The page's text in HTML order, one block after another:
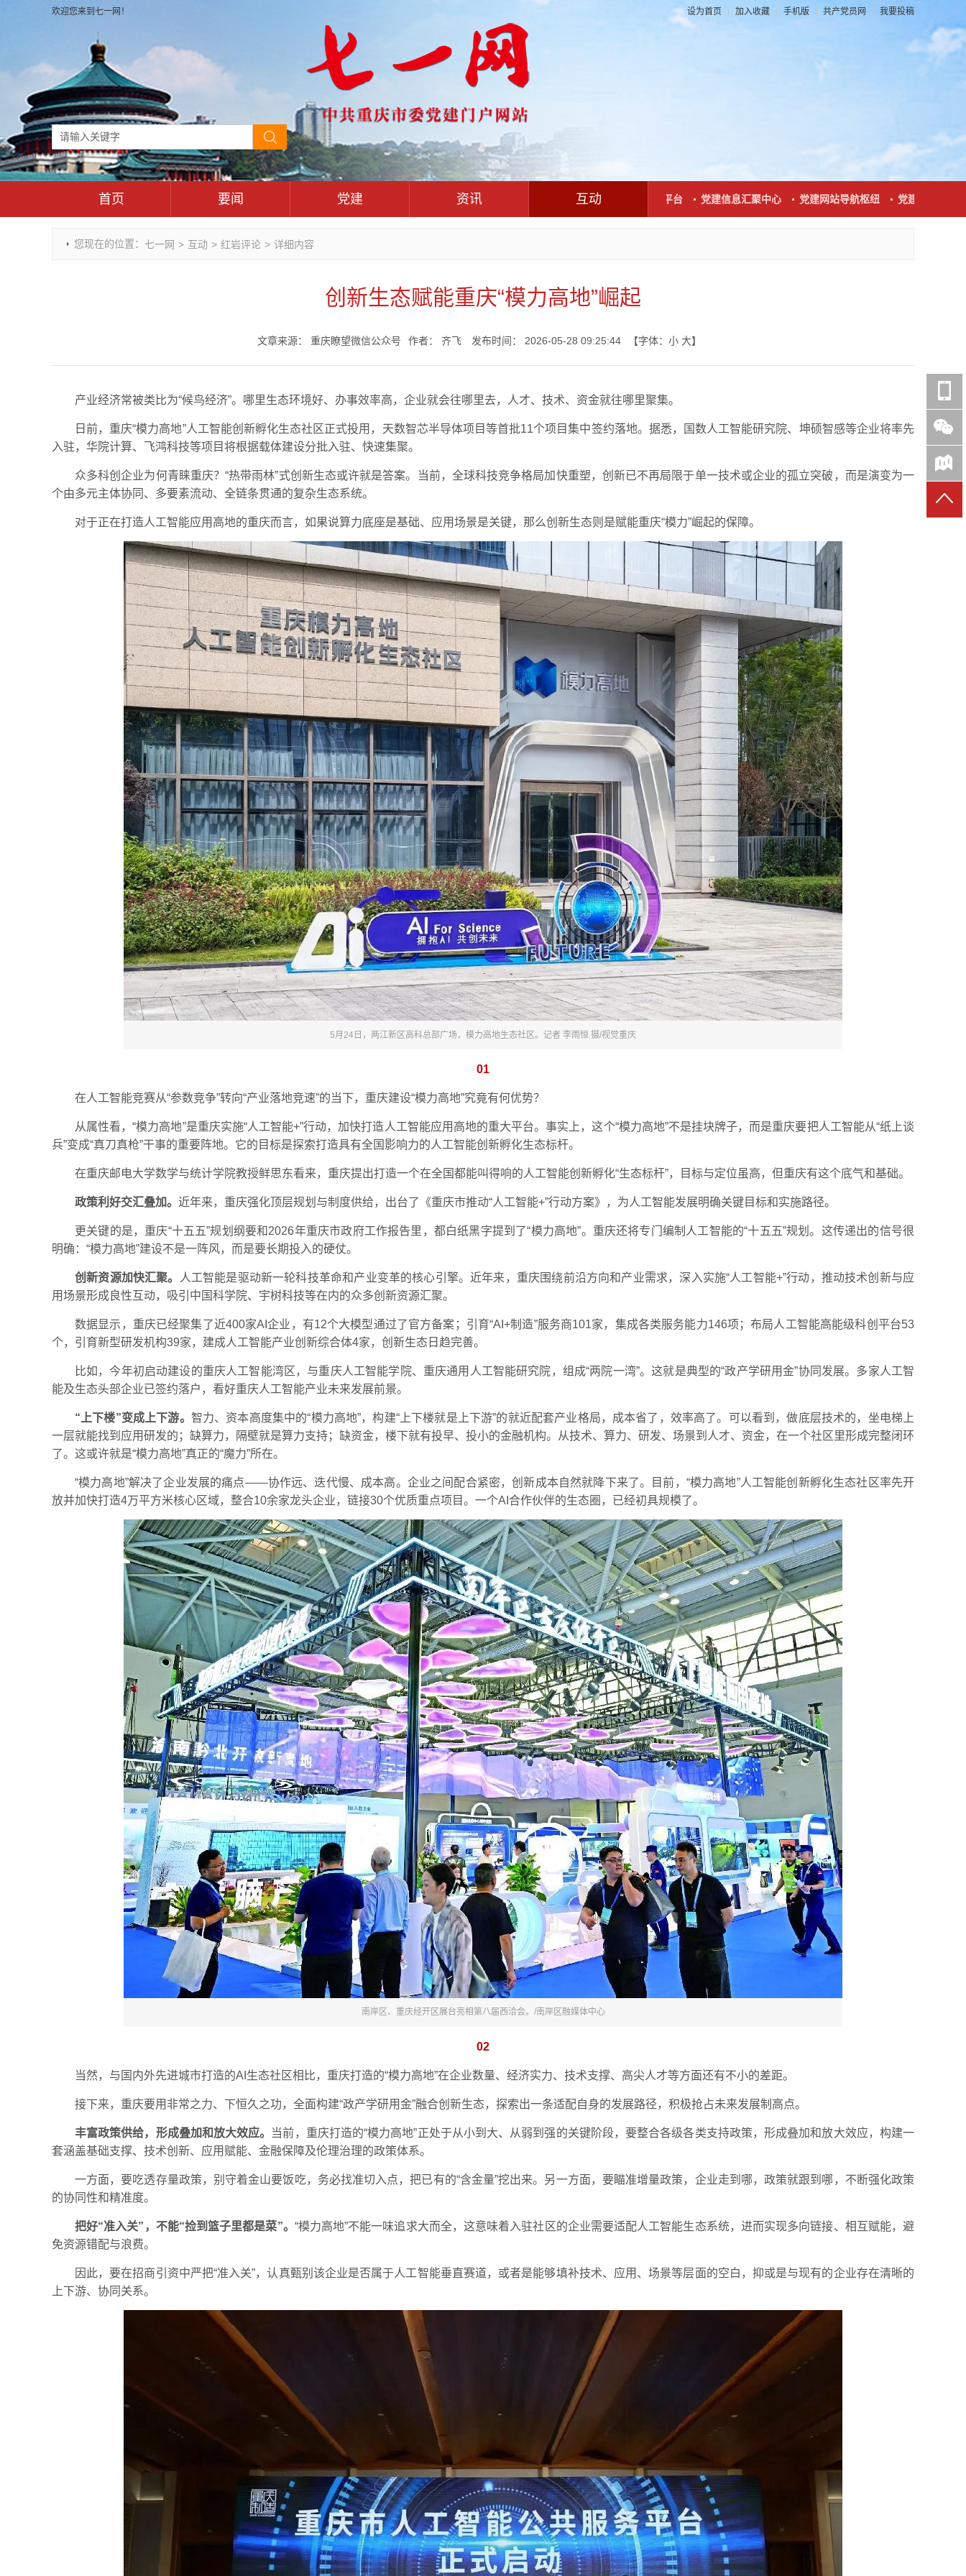
欢迎您来到七一网！ 设为首页 | 加入收藏 | 手机版 | 共产党员网 | 我要投稿
首页 要闻
重庆市领导活动报道集
党建
基层组织建设
资讯
党务知识
七一书院
互动
党建头条微信公众号
党群联系互动平台 党建信息汇聚中心 党建网站导航枢纽 党建新闻发布窗口
您现在的位置： 七一网 > 互动 > 红岩评论 > 详细内容
创新生态赋能重庆“模力高地”崛起
文章来源： 重庆瞭望微信公众号 作者： 齐飞 发布时间： 2026-05-28 09:25:44 【字体： 小 大】
产业经济常被类比为“候鸟经济”。哪里生态环境好、办事效率高，企业就会往哪里去，人才、技术、资金就往哪里聚集。
日前，重庆“模力高地”人工智能创新孵化生态社区正式投用，天数智芯半导体项目等首批11个项目集中签约落地。据悉，国数人工智能研究院、坤硕智感等企业将率先
入驻，华院计算、飞鸿科技等项目将根据载体建设分批入驻、快速集聚。
众多科创企业为何青睐重庆？“热带雨林”式创新生态或许就是答案。当前，全球科技竞争格局加快重塑，创新已不再局限于单一技术或企业的孤立突破，而是演变为一
个由多元主体协同、多要素流动、全链条贯通的复杂生态系统。
对于正在打造人工智能应用高地的重庆而言，如果说算力底座是基础、应用场景是关键，那么创新生态则是赋能重庆“模力”崛起的保障。
5月24日，两江新区高科总部广场，模力高地生态社区。记者 李雨恒 摄/视觉重庆
01
在人工智能竞赛从“参数竞争”转向“产业落地竞速”的当下，重庆建设“模力高地”究竟有何优势？
从属性看，“模力高地”是重庆实施“人工智能+”行动，加快打造人工智能应用高地的重大平台。事实上，这个“模力高地”不是挂块牌子，而是重庆要把人工智能从“纸上谈
兵”变成“真刀真枪”干事的重要阵地。它的目标是探索打造具有全国影响力的人工智能创新孵化生态标杆。
在重庆邮电大学数学与统计学院教授鲜思东看来，重庆提出打造一个在全国都能叫得响的人工智能创新孵化“生态标杆”，目标与定位虽高，但重庆有这个底气和基础。
政策利好交汇叠加。 近年来，重庆强化顶层规划与制度供给，出台了《重庆市推动“人工智能+”行动方案》，为人工智能发展明确关键目标和实施路径。
更关键的是，重庆“十五五”规划纲要和2026年重庆市政府工作报告里，都白纸黑字提到了“模力高地”。重庆还将专门编制人工智能的“十五五”规划。这传递出的信号很
明确：“模力高地”建设不是一阵风，而是要长期投入的硬仗。
创新资源加快汇聚。
人工智能是驱动新一轮科技革命和产业变革的核心引擎。近年来，重庆围绕前沿方向和产业需求，深入实施“人工智能+”行动，推动技术创新与应
用场景形成良性互动，吸引中国科学院、宇树科技等在内的众多创新资源汇聚。
数据显示，重庆已经聚集了近400家AI企业，有12个大模型通过了官方备案；引育“AI+制造”服务商101家，集成各类服务能力146项；布局人工智能高能级科创平台53
个，引育新型研发机构39家，建成人工智能产业创新综合体4家，创新生态日趋完善。
比如，今年初启动建设的重庆人工智能湾区，与重庆人工智能学院、重庆通用人工智能研究院，组成“两院一湾”。这就是典型的“政产学研用金”协同发展。多家人工智
能及生态头部企业已签约落户，看好重庆人工智能产业未来发展前景。
“上下楼”变成上下游。 智力、资本高度集中的“模力高地”，构建“上下楼就是上下游”的就近配套产业格局，成本省了，效率高了。可以看到，做底层技术的，坐电梯上
一层就能找到应用研发的；缺算力，隔壁就是算力支持；缺资金，楼下就有投早、投小的金融机构。从技术、算力、研发、场景到人才、资金，在一个社区里形成完整闭环
了。这或许就是“模力高地”真正的“魔力”所在。
“模力高地”解决了企业发展的痛点——协作远、迭代慢、成本高。企业之间配合紧密，创新成本自然就降下来了。目前，“模力高地”人工智能创新孵化生态社区率先开
放并加快打造4万平方米核心区域，整合10余家龙头企业，链接30个优质重点项目。一个AI合作伙伴的生态圈，已经初具规模了。
南岸区、重庆经开区展台亮相第八届西洽会。/南岸区融媒体中心
02
当然，与国内外先进城市打造的AI生态社区相比，重庆打造的“模力高地”在企业数量、经济实力、技术支撑、高尖人才等方面还有不小的差距。
接下来，重庆要用非常之力、下恒久之功，全面构建“政产学研用金”融合创新生态，探索出一条适配自身的发展路径，积极抢占未来发展制高点。
丰富政策供给，形成叠加和放大效应。 当前，重庆打造的“模力高地”正处于从小到大、从弱到强的关键阶段，要整合各级各类支持政策，形成叠加和放大效应，构建一
套涵盖基础支撑、技术创新、应用赋能、金融保障及伦理治理的政策体系。
一方面，要吃透存量政策，别守着金山要饭吃，务必找准切入点，把已有的“含金量”挖出来。另一方面，要瞄准增量政策，企业走到哪，政策就跟到哪，不断强化政策
的协同性和精准度。
把好“准入关”，不能“捡到篮子里都是菜”。 “模力高地”不能一味追求大而全，这意味着入驻社区的企业需要适配人工智能生态系统，进而实现多向链接、相互赋能，避
免资源错配与浪费。
因此，要在招商引资中严把“准入关”，认真甄别该企业是否属于人工智能垂直赛道，或者是能够填补技术、应用、场景等层面的空白，抑或是与现有的企业存在清晰的
上下游、协同关系。